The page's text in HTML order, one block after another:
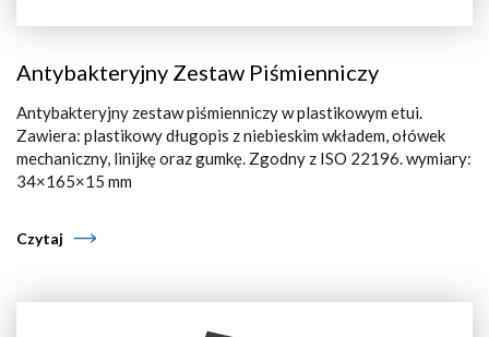
Antybakteryjny Zestaw Piśmienniczy
Antybakteryjny zestaw piśmienniczy w plastikowym etui.
Zawiera: plastikowy długopis z niebieskim wkładem, ołówek
mechaniczny, linijkę oraz gumkę. Zgodny z ISO 22196. wymiary:
34×165×15 mm
Czytaj